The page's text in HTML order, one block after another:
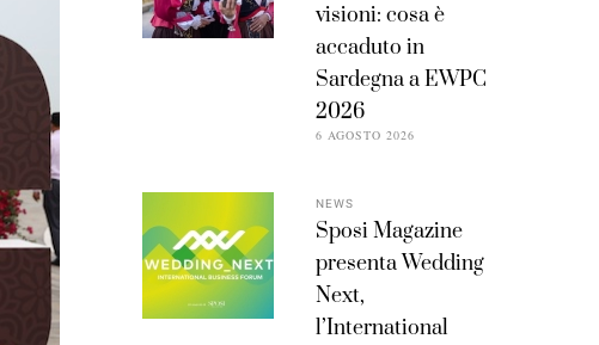
visioni: cosa è
accaduto in
Sardegna a EWPC
2026
6 AGOSTO 2026
NEWS
Sposi Magazine
presenta Wedding
Next,
l’International